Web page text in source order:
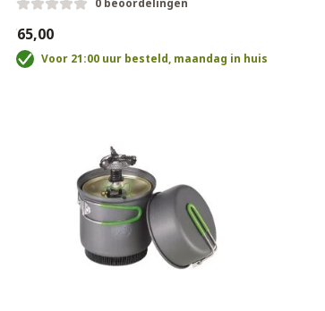
0 beoordelingen
€65,00
Voor 21:00 uur besteld, maandag in huis